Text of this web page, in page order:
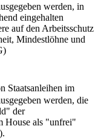
werden, in
eingehalten
auf den Arbeitsschutz
Mindestlöhne und
Staatsanleihen im
werden, die
der
House als "unfrei"